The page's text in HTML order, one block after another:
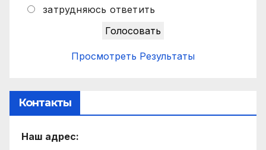
затрудняюсь ответить
Просмотреть Результаты
Контакты
Наш адрес: